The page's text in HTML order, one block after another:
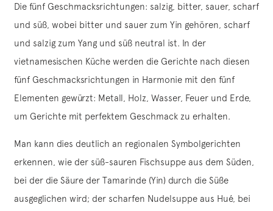
Die fünf Geschmacksrichtungen: salzig, bitter, sauer, scharf
und süß, wobei bitter und sauer zum Yin gehören, scharf
und salzig zum Yang und süß neutral ist. In der
vietnamesischen Küche werden die Gerichte nach diesen
fünf Geschmacksrichtungen in Harmonie mit den fünf
Elementen gewürzt: Metall, Holz, Wasser, Feuer und Erde,
um Gerichte mit perfektem Geschmack zu erhalten.
Man kann dies deutlich an regionalen Symbolgerichten
erkennen, wie der süß-sauren Fischsuppe aus dem Süden,
bei der die Säure der Tamarinde (Yin) durch die Süße
ausgeglichen wird; der scharfen Nudelsuppe aus Hué, bei